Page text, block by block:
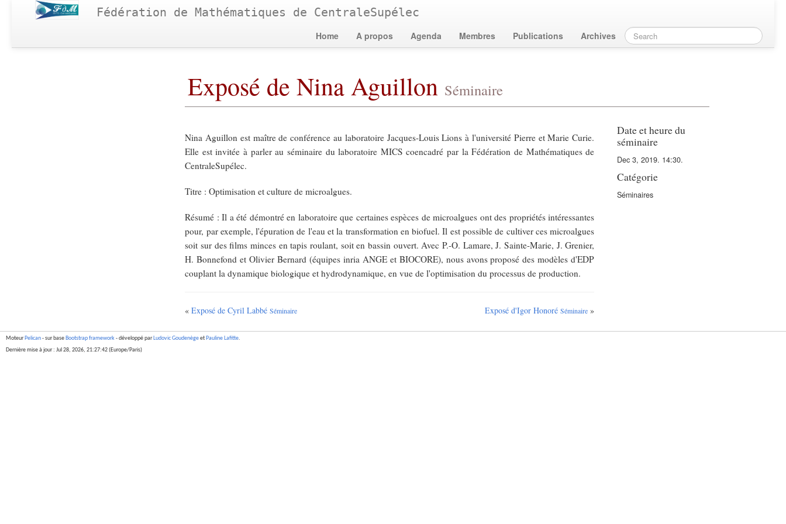
Fédération de Mathématiques de CentraleSupélec
Home A propos Agenda Membres Publications Archives
Exposé de Nina Aguillon Séminaire
Nina Aguillon est maître de conférence au laboratoire Jacques-Louis Lions à l'université Pierre et Marie Curie.
Elle est invitée à parler au séminaire du laboratoire MICS coencadré par la Fédération de Mathématiques de
CentraleSupélec.
Titre : Optimisation et culture de microalgues.
Résumé : Il a été démontré en laboratoire que certaines espèces de microalgues ont des propriétés intéressantes
pour, par exemple, l'épuration de l'eau et la transformation en biofuel. Il est possible de cultiver ces microalgues
soit sur des films minces en tapis roulant, soit en bassin ouvert. Avec P.-O. Lamare, J. Sainte-Marie, J. Grenier,
H. Bonnefond et Olivier Bernard (équipes inria ANGE et BIOCORE), nous avons proposé des modèles d'EDP
couplant la dynamique biologique et hydrodynamique, en vue de l'optimisation du processus de production.
«Exposé de Cyril LabbéSéminaire Exposé d'Igor HonoréSéminaire »
Date et heure du
séminaire
Dec 3, 2019. 14:30.
Catégorie
Séminaires
Moteur Pelican - sur base Bootstrap framework - développé par Ludovic Goudenège et Pauline Lafitte.
Dernière mise à jour : Jul 28, 2026, 21:27:42 (Europe/Paris)